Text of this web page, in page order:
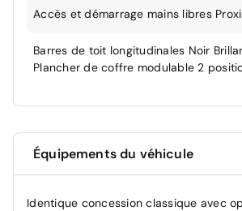
Accès et démarrage mains libres
Barres de toit longitudinales Noir
Plancher de coffre modulable 2
Équipements du véhicule
Identique concession classique avec